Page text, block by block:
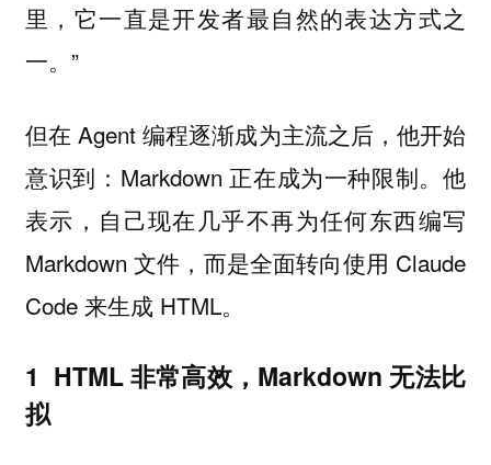
里，它一直是开发者最自然的表达方式之
一。”
但在 Agent 编程逐渐成为主流之后，他开始
意识到：Markdown 正在成为一种限制。他
表示，自己现在几乎不再为任何东西编写
Markdown 文件，而是全面转向使用 Claude
Code 来生成 HTML。
1 HTML 非常高效，Markdown 无法比
拟